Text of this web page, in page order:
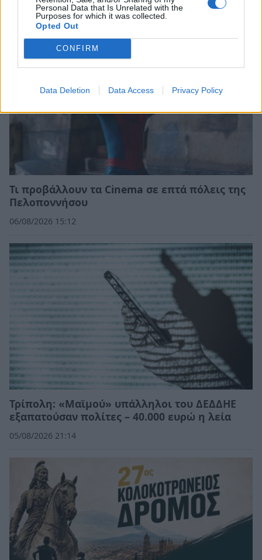
Personal Data that Is Unrelated with the
Purposes for which it was collected.
Opted Out
CONFIRM
Data Deletion Data Access Privacy Policy
Τι προβάλλουν τα Cinema σε επτά πόλεις της
Πελοποννήσου
06/08/2026 15:12
Τρίπολη: «Μαϊμού» υπάλληλοι του ΔΕΔΔΗΕ
εξαπατούσαν πολίτες – 40.000 ευρώ η λεία
05/08/2026 21:14